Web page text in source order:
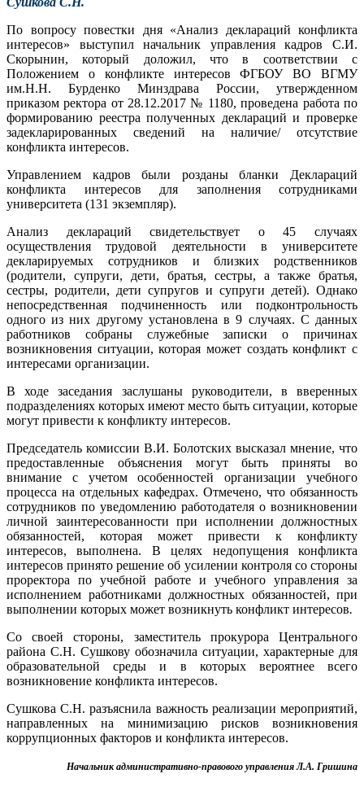
По вопросу повестки дня «Анализ деклараций конфликта
интересов» выступил начальник управления кадров С.И.
Скорынин, который доложил, что в соответствии с
Положением о конфликте интересов ФГБОУ ВО ВГМУ
им.Н.Н. Бурденко Минздрава России, утвержденном
приказом ректора от 28.12.2017 № 1180, проведена работа по
формированию реестра полученных деклараций и проверке
задекларированных сведений на наличие/ отсутствие
конфликта интересов.
Управлением кадров были розданы бланки Деклараций
конфликта интересов для заполнения сотрудниками
университета (131 экземпляр).
Анализ деклараций свидетельствует о 45 случаях
осуществления трудовой деятельности в университете
декларируемых сотрудников и близких родственников
(родители, супруги, дети, братья, сестры, а также братья,
сестры, родители, дети супругов и супруги детей). Однако
непосредственная подчиненность или подконтрольность
одного из них другому установлена в 9 случаях. С данных
работников собраны служебные записки о причинах
возникновения ситуации, которая может создать конфликт с
интересами организации.
В ходе заседания заслушаны руководители, в вверенных
подразделениях которых имеют место быть ситуации, которые
могут привести к конфликту интересов.
Председатель комиссии В.И. Болотских высказал мнение, что
предоставленные объяснения могут быть приняты во
внимание с учетом особенностей организации учебного
процесса на отдельных кафедрах. Отмечено, что обязанность
сотрудников по уведомлению работодателя о возникновении
личной заинтересованности при исполнении должностных
обязанностей, которая может привести к конфликту
интересов, выполнена. В целях недопущения конфликта
интересов принято решение об усилении контроля со стороны
проректора по учебной работе и учебного управления за
исполнением работниками должностных обязанностей, при
выполнении которых может возникнуть конфликт интересов.
Со своей стороны, заместитель прокурора Центрального
района С.Н. Сушкову обозначила ситуации, характерные для
образовательной среды и в которых вероятнее всего
возникновение конфликта интересов.
Сушкова С.Н. разъяснила важность реализации мероприятий,
направленных на минимизацию рисков возникновения
коррупционных факторов и конфликта интересов.
Начальник административно-правового управления Л.А. Гришина